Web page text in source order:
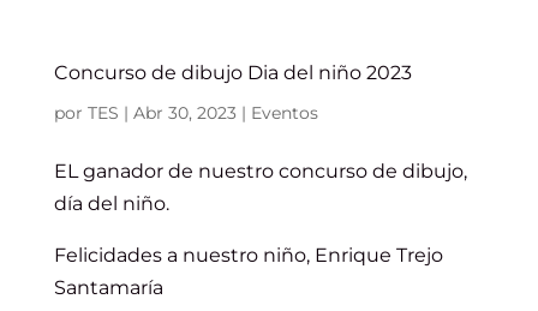
Concurso de dibujo Dia del niño 2023
por TES | Abr 30, 2023| Eventos
EL ganador de nuestro concurso de dibujo,
día del niño.
Felicidades a nuestro niño, Enrique Trejo
Santamaría